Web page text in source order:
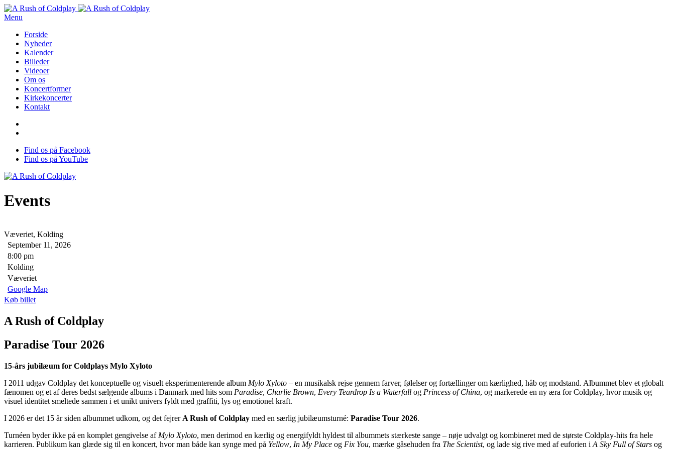
Menu
Forside
Nyheder
Kalender
Billeder
Videoer
Om os
Koncertformer
Kirkekoncerter
Kontakt
Find os på Facebook
Find os på YouTube
Events
Væveriet, Kolding
September 11, 2026
8:00 pm
Kolding
Væveriet
Google Map
Køb billet
A Rush of Coldplay
Paradise Tour 2026
15-års jubilæum for Coldplays Mylo Xyloto
I 2011 udgav Coldplay det konceptuelle og visuelt eksperimenterende album Mylo Xyloto – en musikalsk rejse gennem farver, følelser og fortællinger om kærlighed, håb og modstand. Albummet blev et globalt
fænomen og et af deres bedst sælgende albums i Danmark med hits som Paradise, Charlie Brown, Every Teardrop Is a Waterfall og Princess of China, og markerede en ny æra for Coldplay, hvor musik og
visuel identitet smeltede sammen i et unikt univers fyldt med graffiti, lys og emotionel kraft.
I 2026 er det 15 år siden albummet udkom, og det fejrer A Rush of Coldplay med en særlig jubilæumsturné: Paradise Tour 2026.
Turnéen byder ikke på en komplet gengivelse af Mylo Xyloto, men derimod en kærlig og energifyldt hyldest til albummets stærkeste sange – nøje udvalgt og kombineret med de største Coldplay-hits fra hele
karrieren. Publikum kan glæde sig til en koncert, hvor man både kan synge med på Yellow, In My Place og Fix You, mærke gåsehuden fra The Scientist, og lade sig rive med af euforien i A Sky Full of Stars og